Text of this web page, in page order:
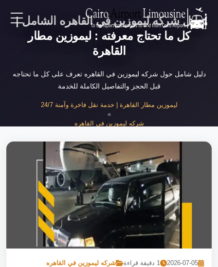
EN
خدمات المطار
نحن
دليل شركه ليموزين في القاهره الشامل |
كل ما تحتاج معرفته : ليموزين مطار
القاهرة
دليل شامل حول شركه ليموزين في القاهره تعرف على كل ما تحتاجه
قبل الحجز والتفاصيل الكاملة للخدمة
ليموزين مطار القاهرة | خدمة نقل فاخرة وآمنة 24/7
شركه ليموزين في القاهره
دليل شركه ليموزين في القاهره الشامل
2026-07-05 1 دقيقة قراءة شركه ليموزين في القاهره